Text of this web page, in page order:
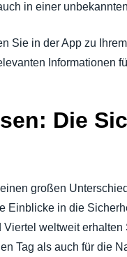
in einer
Sie in der App zu
Informationen
Die
großen
Einblicke in die
Viertel weltweit
Tag als auch für die